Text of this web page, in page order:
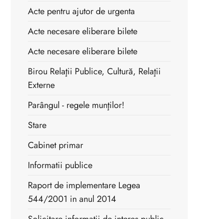
Acte pentru ajutor de urgenta
Acte necesare eliberare bilete
Acte necesare eliberare bilete
Birou Relaţii Publice, Cultură, Relaţii
Externe
Parângul - regele munţilor!
Stare
Cabinet primar
Informatii publice
Raport de implementare Legea
544/2001 in anul 2014